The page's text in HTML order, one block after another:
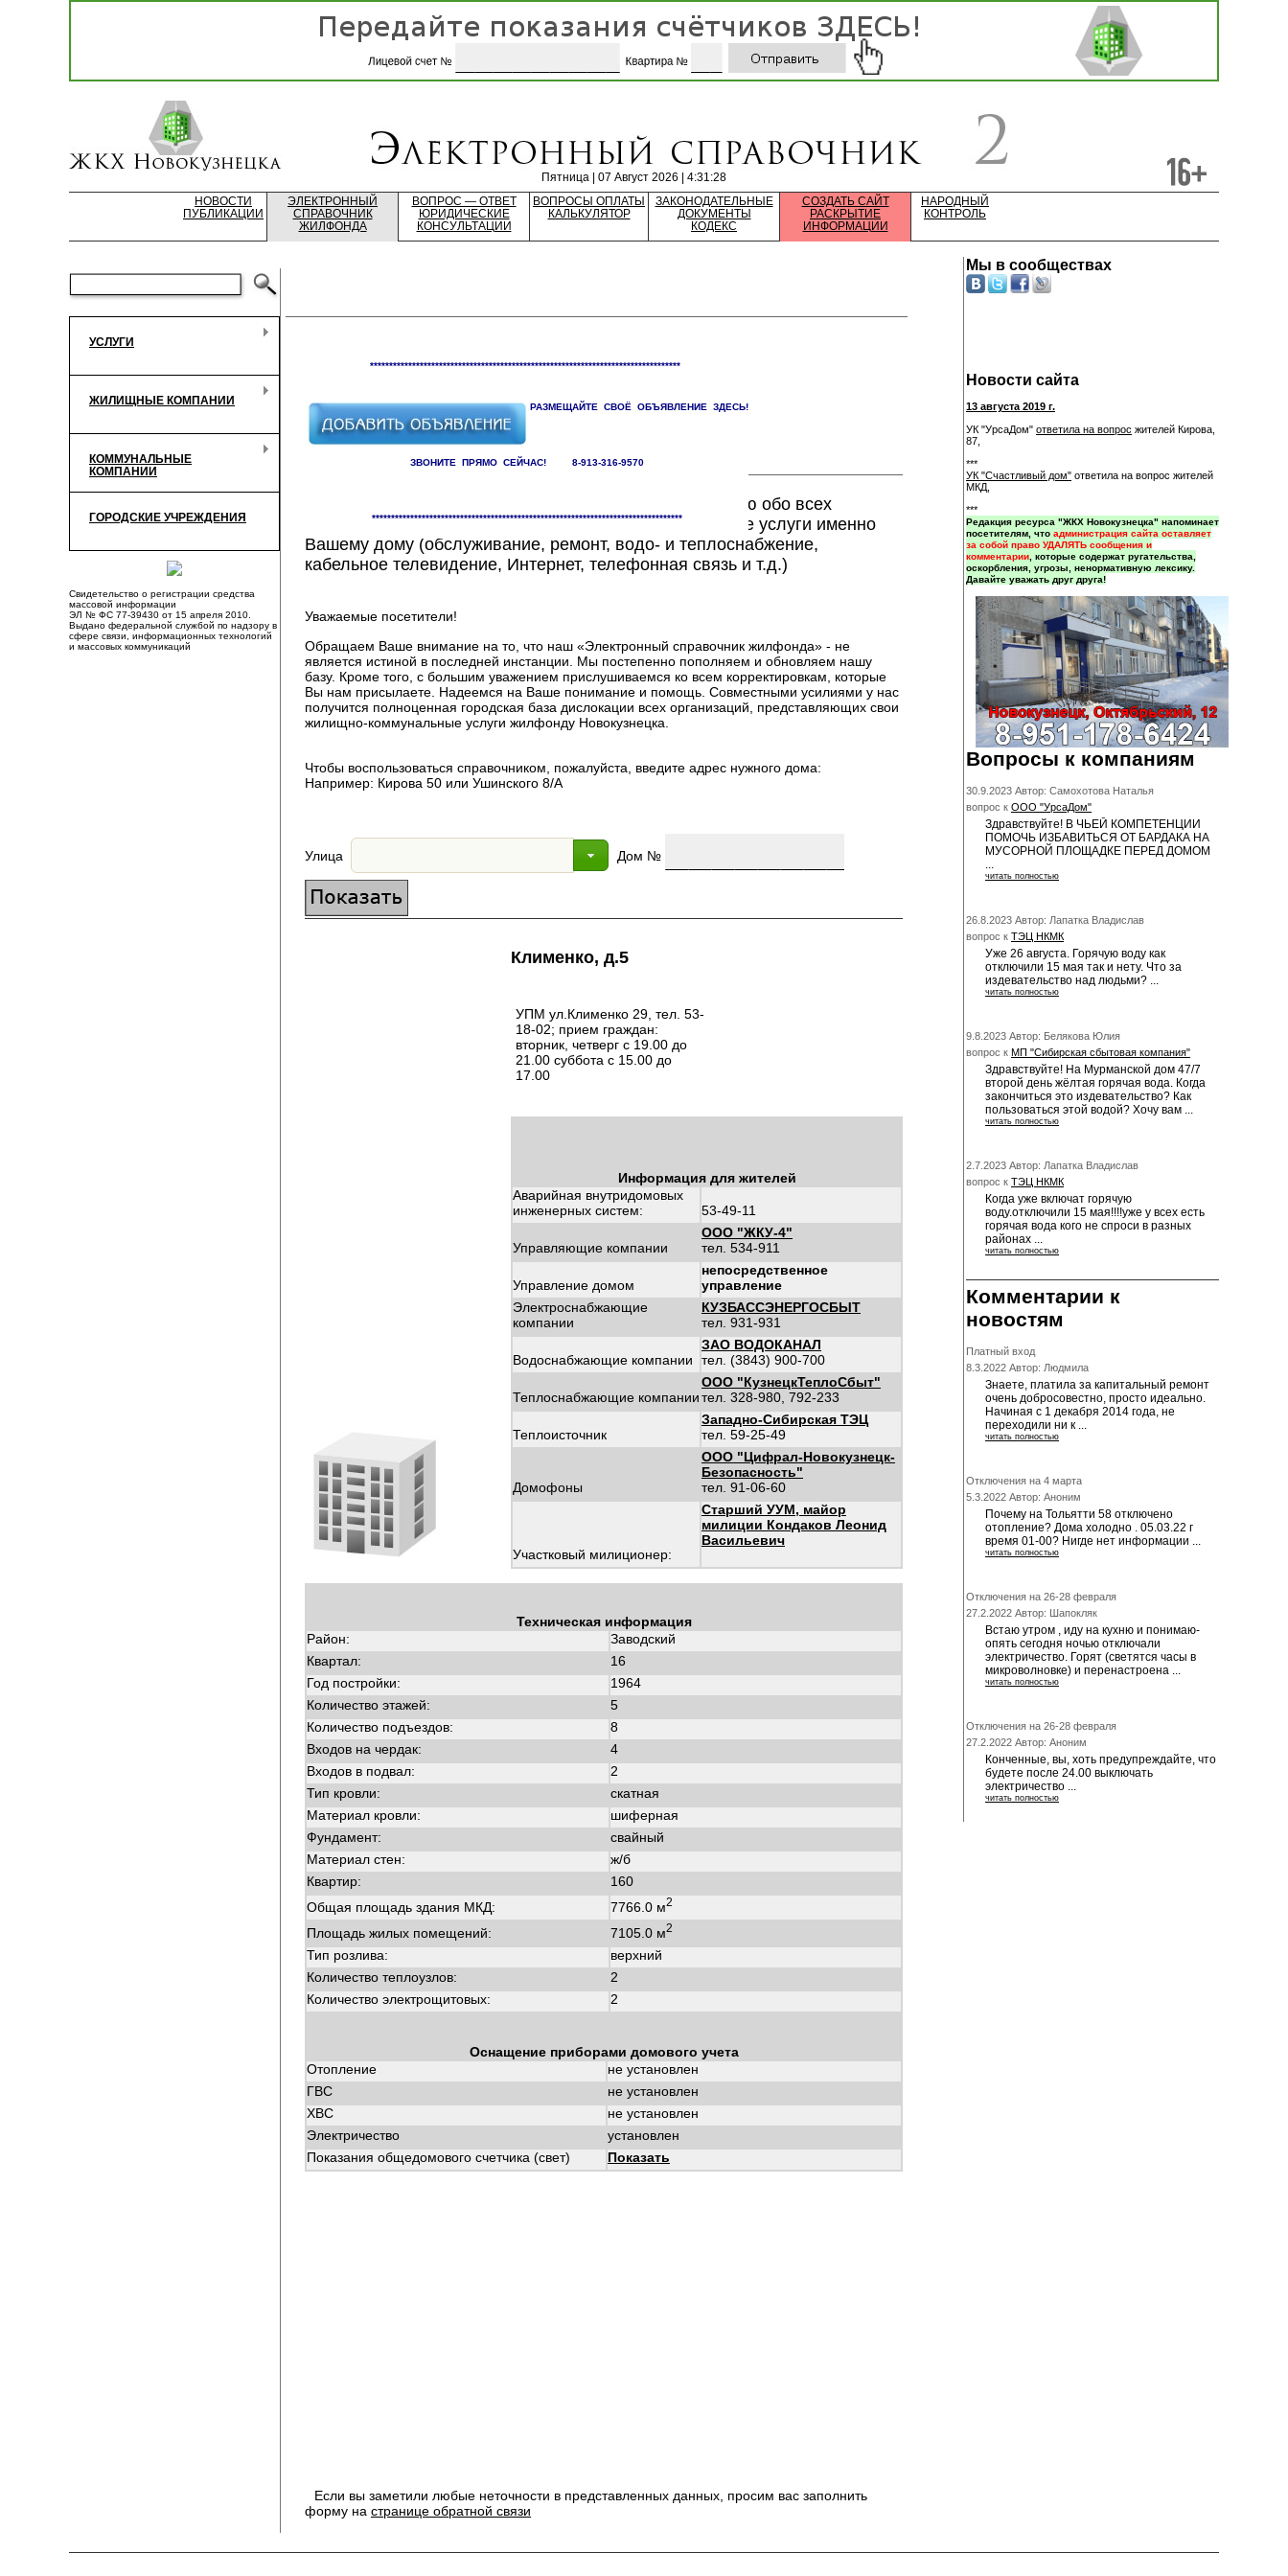
Пятница | 07 Август 2026 | 4:31:28
НОВОСТИ
ПУБЛИКАЦИИ
ЭЛЕКТРОННЫЙ
СПРАВОЧНИК
ЖИЛФОНДА
ВОПРОС — ОТВЕТ
ЮРИДИЧЕСКИЕ
КОНСУЛЬТАЦИИ
ВОПРОСЫ ОПЛАТЫ
КАЛЬКУЛЯТОР
ЗАКОНОДАТЕЛЬНЫЕ
ДОКУМЕНТЫ
КОДЕКС
СОЗДАТЬ САЙТ
РАСКРЫТИЕ
ИНФОРМАЦИИ
НАРОДНЫЙ
КОНТРОЛЬ
УСЛУГИ
ЖИЛИЩНЫЕ КОМПАНИИ
КОММУНАЛЬНЫЕ
КОМПАНИИ
ГОРОДСКИЕ УЧРЕЖДЕНИЯ
Свидетельство о регистрации средства
массовой информации
ЭЛ № ФС 77-39430 от 15 апреля 2010.
Выдано федеральной службой по надзору в
сфере связи, информационных технологий
и массовых коммуникаций
*********************************************************************************
РАЗМЕЩАЙТЕ СВОЁ ОБЪЯВЛЕНИЕ ЗДЕСЬ!
ЗВОНИТЕ ПРЯМО СЕЙЧАС! 8-913-316-9570
*********************************************************************************
Здесь Вы сможете найти исчерпывающую информацию обо всех
компаниях, предоставляющих жилищно-коммунальные услуги именно
Вашему дому (обслуживание, ремонт, водо- и теплоснабжение,
кабельное телевидение, Интернет, телефонная связь и т.д.)
Уважаемые посетители!
Обращаем Ваше внимание на то, что наш «Электронный справочник жилфонда» - не
является истиной в последней инстанции. Мы постепенно пополняем и обновляем нашу
базу. Кроме того, с большим уважением прислушиваемся ко всем корректировкам, которые
Вы нам присылаете. Надеемся на Ваше понимание и помощь. Совместными усилиями у нас
получится полноценная городская база дислокации всех организаций, представляющих свои
жилищно-коммунальные услуги жилфонду Новокузнецка.
Чтобы воспользоваться справочником, пожалуйста, введите адрес нужного дома:
Например: Кирова 50 или Ушинского 8/А
Улица Дом №
Клименко, д.5
УПМ ул.Клименко 29, тел. 53-
18-02; прием граждан:
вторник, четверг с 19.00 до
21.00 суббота с 15.00 до
17.00
Информация для жителей
Аварийная внутридомовых
инженерных систем:
53-49-11
Управляющие компании
ООО "ЖКУ-4"
тел. 534-911
Управление домом
непосредственное
управление
Электроснабжающие
компании
КУЗБАССЭНЕРГОСБЫТ
тел. 931-931
Водоснабжающие компании
ЗАО ВОДОКАНАЛ
тел. (3843) 900-700
Теплоснабжающие компании
ООО "КузнецкТеплоСбыт"
тел. 328-980, 792-233
Теплоисточник
Западно-Сибирская ТЭЦ
тел. 59-25-49
Домофоны
ООО "Цифрал-Новокузнецк-
Безопасность"
тел. 91-06-60
Участковый милиционер:
Старший УУМ, майор
милиции Кондаков Леонид
Васильевич
Техническая информация
Район:
Заводский
Квартал:
16
Год постройки:
1964
Количество этажей:
5
Количество подъездов:
8
Входов на чердак:
4
Входов в подвал:
2
Тип кровли:
скатная
Материал кровли:
шиферная
Фундамент:
свайный
Материал стен:
ж/б
Квартир:
160
Общая площадь здания МКД:
7766.0 м2
Площадь жилых помещений: 7105.0 м2
Тип розлива:
верхний
Количество теплоузлов:
2
Количество электрощитовых:
2
Оснащение приборами домового учета
Отопление
не установлен
ГВС
не установлен
ХВС
не установлен
Электричество
установлен
Показания общедомового счетчика (свет)
Показать
Если вы заметили любые неточности в представленных данных, просим вас заполнить
форму на странице обратной связи
Мы в сообществах
Новости сайта
13 августа 2019 г.
УК "УрсаДом" ответила на вопрос жителей Кирова,
87,
***
УК "Счастливый дом" ответила на вопрос жителей
МКД,
***
Редакция ресурса "ЖКХ Новокузнецка" напоминает
посетителям, что администрация сайта оставляет
за собой право УДАЛЯТЬ сообщения и
комментарии , которые содержат ругательства,
оскорбления, угрозы, ненормативную лексику.
Давайте уважать друг друга!
Вопросы к компаниям
30.9.2023 Автор: Самохотова Наталья
вопрос к ООО "УрсаДом"
Здравствуйте! В ЧЬЕЙ КОМПЕТЕНЦИИ
ПОМОЧЬ ИЗБАВИТЬСЯ ОТ БАРДАКА НА
МУСОРНОЙ ПЛОЩАДКЕ ПЕРЕД ДОМОМ
...
читать полностью
26.8.2023 Автор: Лапатка Владислав
вопрос к ТЭЦ НКМК
Уже 26 августа. Горячую воду как
отключили 15 мая так и нету. Что за
издевательство над людьми? ...
читать полностью
9.8.2023 Автор: Белякова Юлия
вопрос к МП "Сибирская сбытовая компания"
Здравствуйте! На Мурманской дом 47/7
второй день жёлтая горячая вода. Когда
закончиться это издевательство? Как
пользоваться этой водой? Хочу вам ...
читать полностью
2.7.2023 Автор: Лапатка Владислав
вопрос к ТЭЦ НКМК
Когда уже включат горячую
воду.отключили 15 мая!!!!уже у всех есть
горячая вода кого не спроси в разных
районах ...
читать полностью
Комментарии к
новостям
Платный вход
8.3.2022 Автор: Людмила
Знаете, платила за капитальный ремонт
очень добросовестно, просто идеально.
Начиная с 1 декабря 2014 года, не
переходили ни к ...
читать полностью
Отключения на 4 марта
5.3.2022 Автор: Аноним
Почему на Тольятти 58 отключено
отопление? Дома холодно . 05.03.22 г
время 01-00? Нигде нет информации ...
читать полностью
Отключения на 26-28 февраля
27.2.2022 Автор: Шапокляк
Встаю утром , иду на кухню и понимаю-
опять сегодня ночью отключали
электричество. Горят (светятся часы в
микроволновке) и перенастроена ...
читать полностью
Отключения на 26-28 февраля
27.2.2022 Автор: Аноним
Конченные, вы, хоть предупреждайте, что
будете после 24.00 выключать
электричество ...
читать полностью